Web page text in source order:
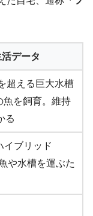
データ
超える巨大水槽
魚を飼育。維持
る
イブリッド
や水槽を運ぶた